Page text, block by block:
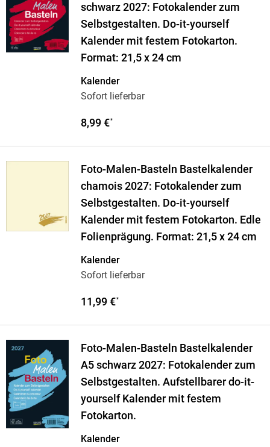
schwarz 2027: Fotokalender zum
Selbstgestalten. Do-it-yourself
Kalender mit festem Fotokarton.
Format: 21,5 x 24 cm
Kalender
Sofort lieferbar
8,99 €*
Foto-Malen-Basteln Bastelkalender
chamois 2027: Fotokalender zum
Selbstgestalten. Do-it-yourself
Kalender mit festem Fotokarton. Edle
Folienprägung. Format: 21,5 x 24 cm
Kalender
Sofort lieferbar
11,99 €*
Foto-Malen-Basteln Bastelkalender
A5 schwarz 2027: Fotokalender zum
Selbstgestalten. Aufstellbarer do-it-
yourself Kalender mit festem
Fotokarton.
Kalender